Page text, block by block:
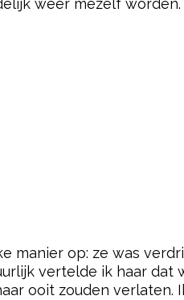
weer mezelf worden.
manier op: ze was
vertelde ik haar dat
ooit zouden verlaten.